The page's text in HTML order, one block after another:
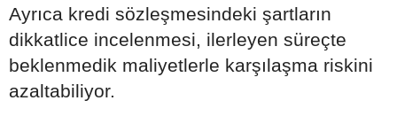
Ayrıca kredi sözleşmesindeki şartların
dikkatlice incelenmesi, ilerleyen süreçte
beklenmedik maliyetlerle karşılaşma riskini
azaltabiliyor.